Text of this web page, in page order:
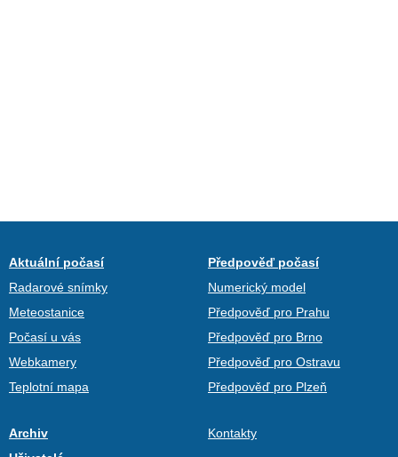
Aktuální počasí
Radarové snímky
Meteostanice
Počasí u vás
Webkamery
Teplotní mapa
Předpověď počasí
Numerický model
Předpověď pro Prahu
Předpověď pro Brno
Předpověď pro Ostravu
Předpověď pro Plzeň
Archiv
Kontakty